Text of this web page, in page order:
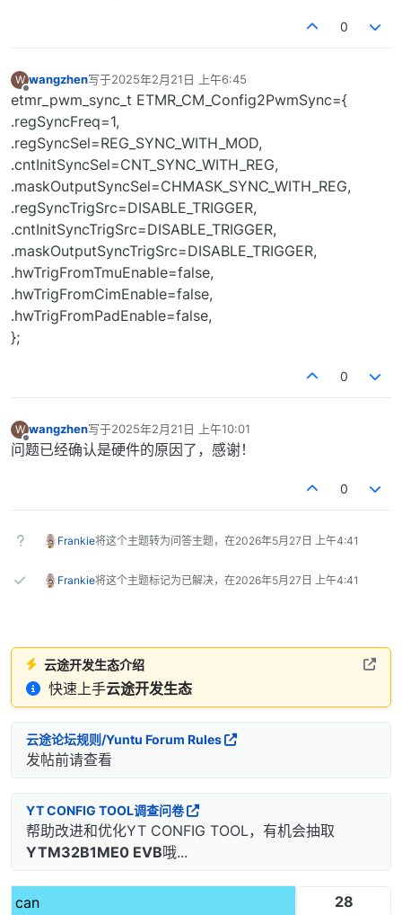
0
W
离线
wangzhen写于2025年2月21日 上午6:45
最后由 编辑
etmr_pwm_sync_t ETMR_CM_Config2PwmSync={
.regSyncFreq=1,
.regSyncSel=REG_SYNC_WITH_MOD,
.cntInitSyncSel=CNT_SYNC_WITH_REG,
.maskOutputSyncSel=CHMASK_SYNC_WITH_REG,
.regSyncTrigSrc=DISABLE_TRIGGER,
.cntInitSyncTrigSrc=DISABLE_TRIGGER,
.maskOutputSyncTrigSrc=DISABLE_TRIGGER,
.hwTrigFromTmuEnable=false,
.hwTrigFromCimEnable=false,
.hwTrigFromPadEnable=false,
};
0
W
离线
wangzhen写于2025年2月21日 上午10:01
最后由 编辑
问题已经确认是硬件的原因了，感谢！
0
Frankie将这个主题转为问答主题，在2026年5月27日 上午4:41
Frankie将这个主题标记为已解决，在2026年5月27日 上午4:41
云途开发生态介绍
快速上手云途开发生态
云途论坛规则/Yuntu Forum Rules
发帖前请查看
YT CONFIG TOOL调查问卷
帮助改进和优化YT CONFIG TOOL，有机会抽取
YTM32B1ME0 EVB哦...
can 28